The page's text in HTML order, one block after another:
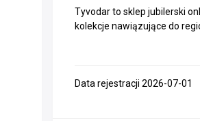
Tyvodar to sklep jubilerski
kolekcje nawiązujące do
Data rejestracji 2026-07-01